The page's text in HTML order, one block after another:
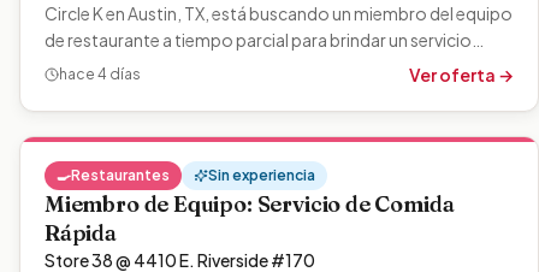
Circle K en Austin, TX, está buscando un miembro del equipo
de restaurante a tiempo parcial para brindar un servicio
rápido y amigable a…
hace 4 días Ver oferta →
🍳Restaurantes Sin experiencia
Miembro de Equipo: Servicio de Comida
Rápida
Store 38 @ 4410 E. Riverside #170